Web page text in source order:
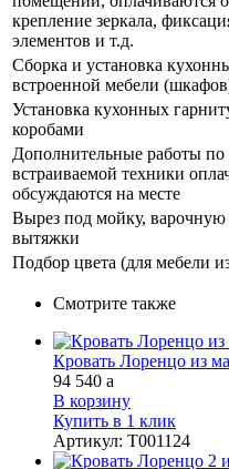
крепление зеркала,
элементов и т.д.
Сборка и установка
встроенной мебели
Установка кухонных
коробами
Дополнительные работы по
встраиваемой техники
обсуждаются на месте
Вырез под мойку, варочную
вытяжки
Подбор цвета (для мебели
Смотрите также
Кровать Лоренцо из
94 540 a
В корзину
Купить в 1 клик
Артикул: Т001124